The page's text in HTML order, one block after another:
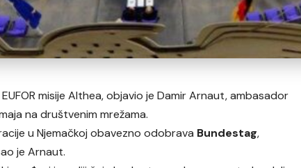
misije Althea, objavio je Damir Arnaut, ambasador
na društvenim mrežama.
u Njemačkoj obavezno odobrava Bundestag,
je Arnaut.